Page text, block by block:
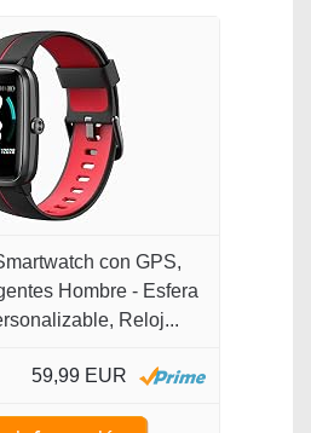
con GPS,
Hombre - Esfera
Reloj...
59,99 EUR